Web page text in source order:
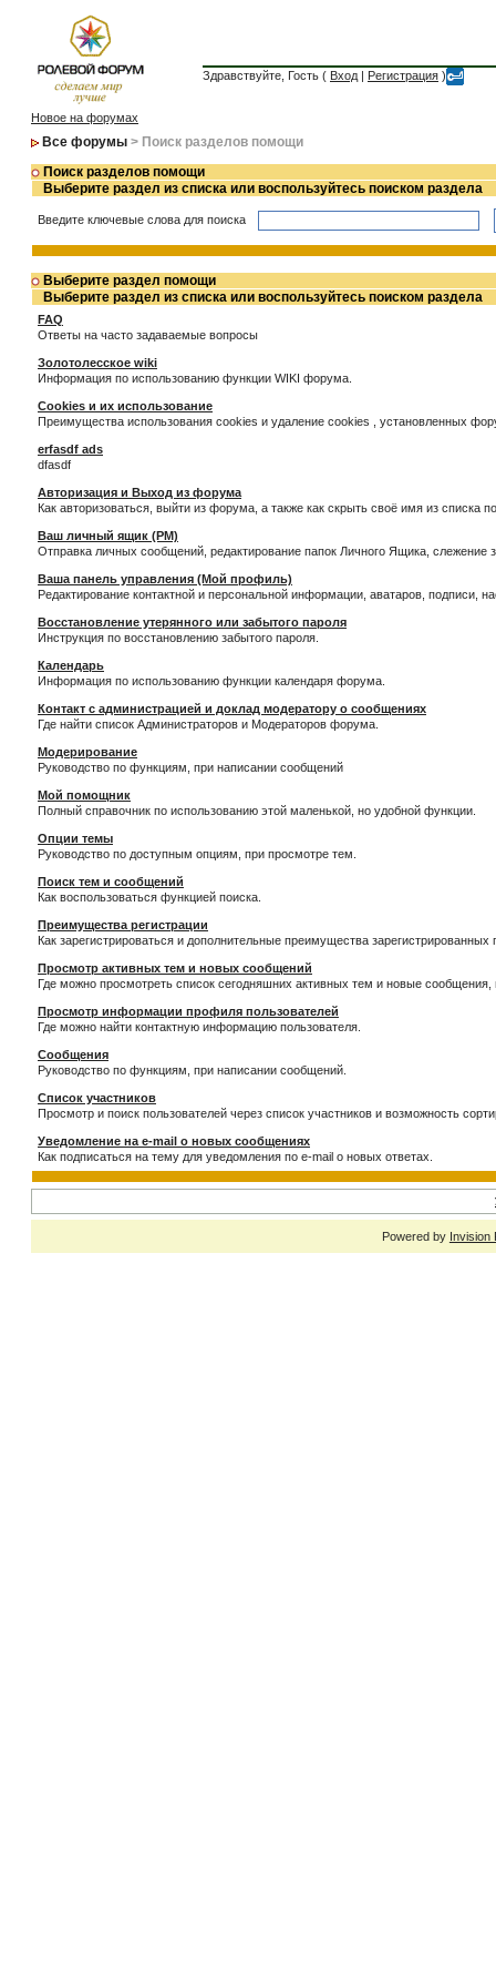
Здравствуйте, Гость ( Вход | Регистрация )
Новое на форумах
Все форумы > Поиск разделов помощи
Поиск разделов помощи
Выберите раздел из списка или воспользуйтесь поиском раздела
Введите ключевые слова для поиска
Выберите раздел помощи
Выберите раздел из списка или воспользуйтесь поиском раздела
FAQ
Ответы на часто задаваемые вопросы
Золотолесское wiki
Информация по использованию функции WIKI форума.
Cookies и их использование
Преимущества использования cookies и удаление cookies , установленных
erfasdf ads
dfasdf
Авторизация и Выход из форума
Как авторизоваться, выйти из форума, а также как скрыть своё имя из списка
Ваш личный ящик (PM)
Отправка личных сообщений, редактирование папок Личного Ящика,
Ваша панель управления (Мой профиль)
Редактирование контактной и персональной информации, аватаров,
Восстановление утерянного или забытого пароля
Инструкция по восстановлению забытого пароля.
Календарь
Информация по использованию функции календаря форума.
Контакт с администрацией и доклад модератору о сообщениях
Где найти список Администраторов и Модераторов форума.
Модерирование
Руководство по функциям, при написании сообщений
Мой помощник
Полный справочник по использованию этой маленькой, но удобной функции.
Опции темы
Руководство по доступным опциям, при просмотре тем.
Поиск тем и сообщений
Как воспользоваться функцией поиска.
Преимущества регистрации
Как зарегистрироваться и дополнительные преимущества зарегистрированных
Просмотр активных тем и новых сообщений
Где можно просмотреть список сегодняшних активных тем и новые
Просмотр информации профиля пользователей
Где можно найти контактную информацию пользователя.
Сообщения
Руководство по функциям, при написании сообщений.
Список участников
Просмотр и поиск пользователей через список участников и возможность
Уведомление на e-mail о новых сообщениях
Как подписаться на тему для уведомления по e-mail о новых ответах.
Powered by Invision